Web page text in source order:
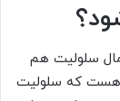
سلولیت هم
هست که سلولیت